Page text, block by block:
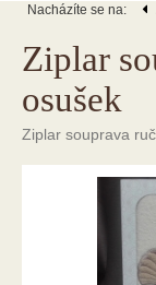
Nacházíte se na:
Ziplar
osušek
Ziplar souprava